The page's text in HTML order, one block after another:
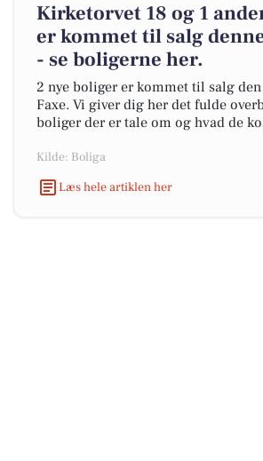
Kirketorvet 18 og 1
er kommet til salg
- se boligerne her.
2 nye boliger er kommet til salg den
Faxe. Vi giver dig her det fulde
boliger der er tale om og hvad de
Kilde: Boliga
Læs hele artiklen her